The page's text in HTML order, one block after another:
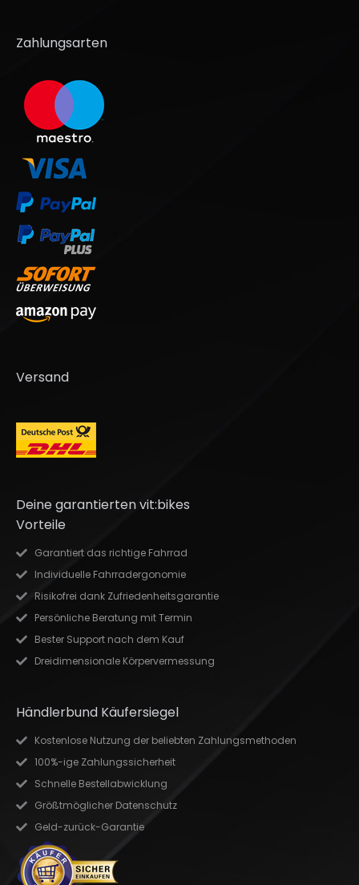
Zahlungsarten
Versand
Deine garantierten vit:bikes
Vorteile
Garantiert das richtige Fahrrad
Individuelle Fahrradergonomie
Risikofrei dank Zufriedenheitsgarantie
Persönliche Beratung mit Termin
Bester Support nach dem Kauf
Dreidimensionale Körpervermessung
Händlerbund Käufersiegel
Kostenlose Nutzung der beliebten Zahlungsmethoden
100%-ige Zahlungssicherheit
Schnelle Bestellabwicklung
Größtmöglicher Datenschutz
Geld-zurück-Garantie